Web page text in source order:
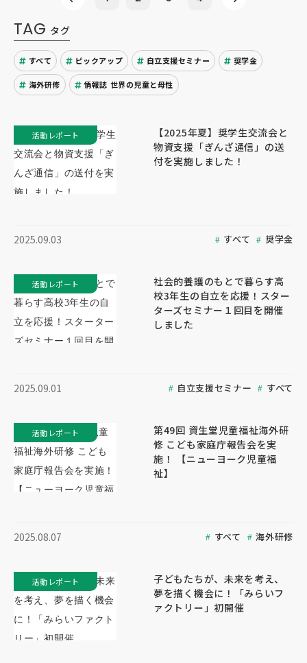
TAG タグ
すべて ピックアップ 自立支援セミナー 奨学金
海外研修 情報誌 世界の児童と母性
【2025年夏】奨学生交流会と
物資支援「ぎんざ通信」の送
付を実施しました！
2025.09.03 すべて 奨学金
活動レポート
社会的養護のもとで暮らす高
校3年生の自立を応援！スター
ターズセミナー１回目を開催
しました
2025.09.01 自立支援セミナー すべて
活動レポート
第49回 資生堂児童福祉海外研
修 こども家庭庁報告会を実
施！ 【ニューヨーク児童福
祉】
2025.08.07 すべて 海外研修
活動レポート
子どもたちが、未来を考え、
夢を描く機会に！「みらいフ
ァクトリー」初開催
活動レポート